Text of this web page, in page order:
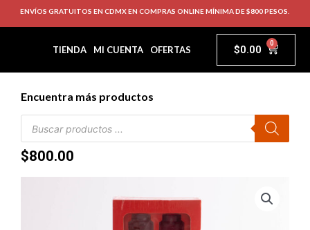
ENVÍOS GRATUITOS EN CDMX EN COMPRAS ONLINE MÍNIMA DE $800 PESOS.
TIENDA MI CUENTA OFERTAS $0.00 0
Encuentra más productos
$800.00